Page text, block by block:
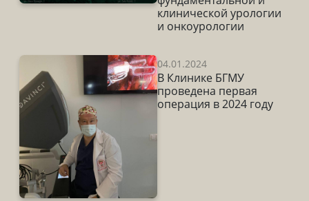
клинической урологии
и онкоурологии
04.01.2024
В Клинике БГМУ
проведена первая
операция в 2024 году